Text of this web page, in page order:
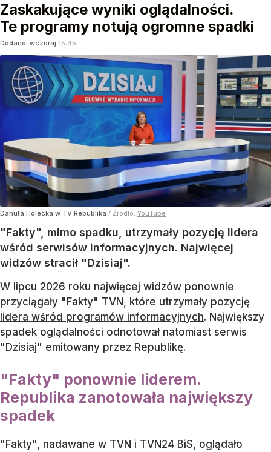
Zaskakujące wyniki oglądalności.
Te programy notują ogromne spadki
Dodano: wczoraj 15:45
Danuta Holecka w TV Republika / Źródło: YouTube
"Fakty", mimo spadku, utrzymały pozycję lidera
wśród serwisów informacyjnych. Najwięcej
widzów stracił "Dzisiaj".
W lipcu 2026 roku najwięcej widzów ponownie
przyciągały "Fakty" TVN, które utrzymały pozycję
lidera wśród programów informacyjnych. Największy
spadek oglądalności odnotował natomiast serwis
"Dzisiaj" emitowany przez Republikę.
"Fakty" ponownie liderem.
Republika zanotowała największy
spadek
"Fakty", nadawane w TVN i TVN24 BiS, oglądało